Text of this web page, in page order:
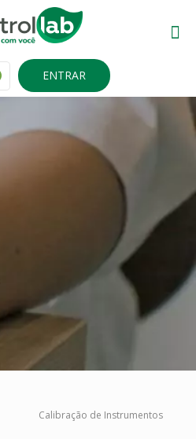
ENTRAR
Calibração de Instrumentos